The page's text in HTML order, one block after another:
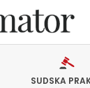
SUDSKA